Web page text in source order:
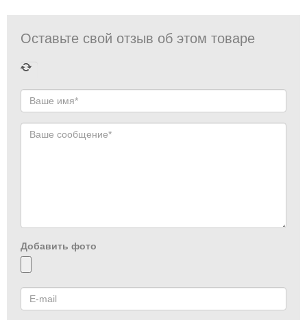
Оставьте свой отзыв об этом товаре
Добавить фото